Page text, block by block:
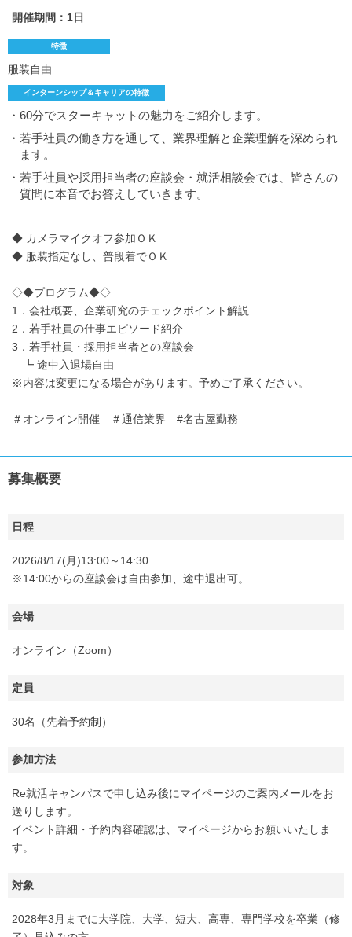
開催期間：1日
特徴
服装自由
インターンシップ＆キャリアの特徴
・60分でスターキャットの魅力をご紹介します。
・若手社員の働き方を通して、業界理解と企業理解を深められ
ます。
・若手社員や採用担当者の座談会・就活相談会では、皆さんの
質問に本音でお答えしていきます。
◆ カメラマイクオフ参加ＯＫ
◆ 服装指定なし、普段着でＯＫ
◇◆プログラム◆◇
1．会社概要、企業研究のチェックポイント解説
2．若手社員の仕事エピソード紹介
3．若手社員・採用担当者との座談会
┗ 途中入退場自由
※内容は変更になる場合があります。予めご了承ください。
＃オンライン開催 ＃通信業界 #名古屋勤務
募集概要
日程
2026/8/17(月)13:00～14:30
※14:00からの座談会は自由参加、途中退出可。
会場
オンライン（Zoom）
定員
30名（先着予約制）
参加方法
Re就活キャンパスで申し込み後にマイページのご案内メールをお
送りします。
イベント詳細・予約内容確認は、マイページからお願いいたしま
す。
対象
2028年3月までに大学院、大学、短大、高専、専門学校を卒業（修